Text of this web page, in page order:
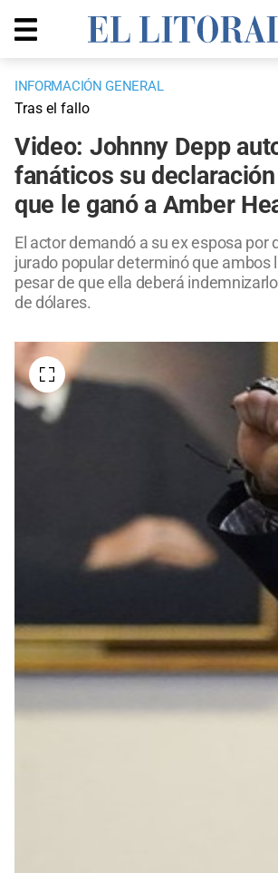
INFORMACIÓN GENERAL
Tras el fallo
Video: Johnny Depp
fanáticos su
que le ganó a Amber
El actor demandó a su ex esposa por
jurado popular determinó que ambos
pesar de que ella deberá
de dólares.